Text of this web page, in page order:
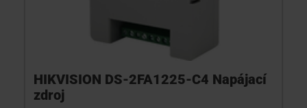
HIKVISION DS-2FA1225-C4 Napájací
zdroj